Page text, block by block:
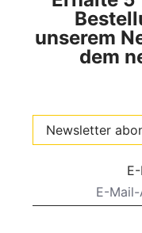
unserem
dem